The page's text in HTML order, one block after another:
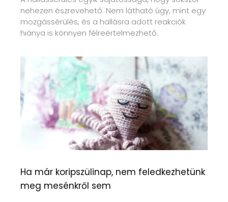
nehezen észrevehető. Nem látható úgy, mint egy
mozgássérülés, és a hallásra adott reakciók
hiánya is könnyen félreértelmezhető.
Ha már koripszülinap, nem feledkezhetünk
meg mesénkről sem